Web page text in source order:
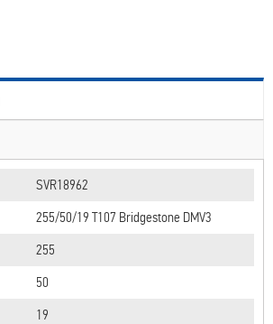
SVR18962
255/50/19 T107 Bridgestone DMV3
255
50
19